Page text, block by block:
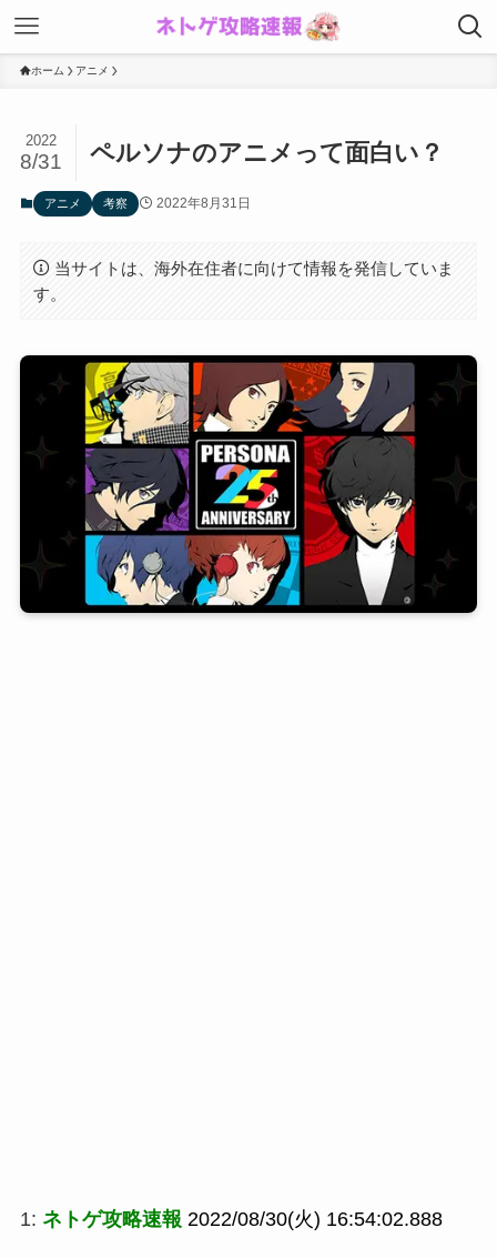
ホーム アニメ
ペルソナのアニメって面白い？
2022
8/31
アニメ 考察 2022年8月31日
当サイトは、海外在住者に向けて情報を発信していま
す。
1: ネトゲ攻略速報 2022/08/30(火) 16:54:02.888